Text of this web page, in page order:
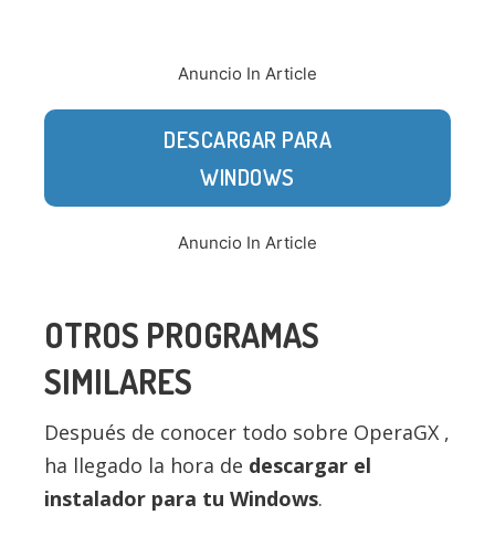
Anuncio In Article
DESCARGAR PARA
WINDOWS
Anuncio In Article
OTROS PROGRAMAS
SIMILARES
Después de conocer todo sobre OperaGX ,
ha llegado la hora de descargar el
instalador para tu Windows.